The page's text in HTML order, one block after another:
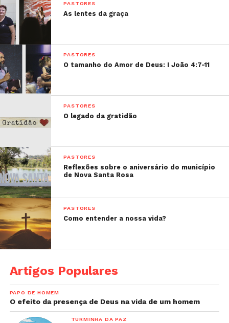
PASTORES
As lentes da graça
PASTORES
O tamanho do Amor de Deus: I João 4:7-11
PASTORES
O legado da gratidão
PASTORES
Reflexões sobre o aniversário do município
de Nova Santa Rosa
PASTORES
Como entender a nossa vida?
Artigos Populares
PAPO DE HOMEM
O efeito da presença de Deus na vida de um homem
TURMINHA DA PAZ